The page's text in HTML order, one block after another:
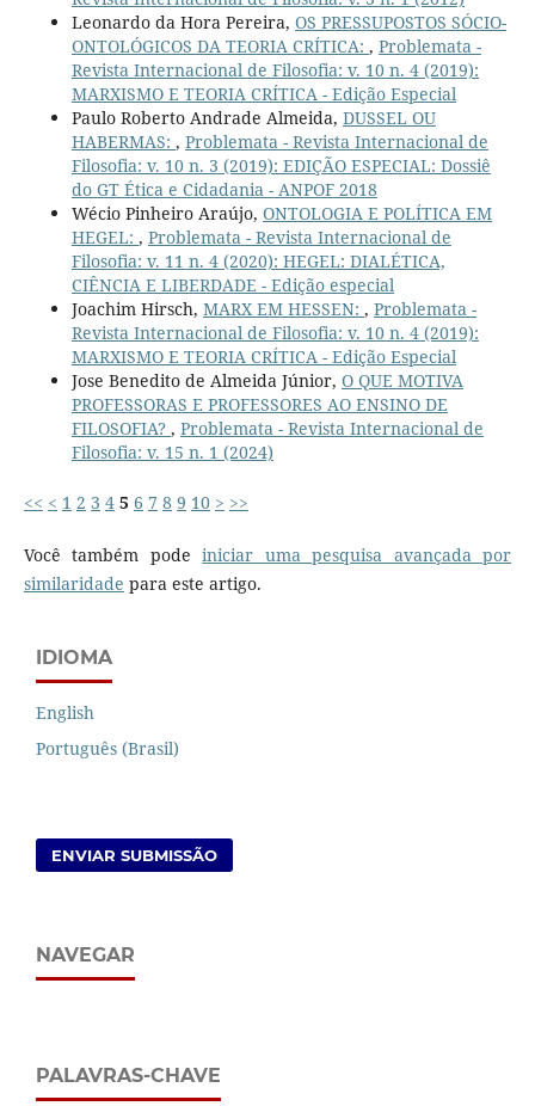
Leonardo da Hora Pereira, OS PRESSUPOSTOS SÓCIO-
ONTOLÓGICOS DA TEORIA CRÍTICA: , Problemata -
Revista Internacional de Filosofia: v. 10 n. 4 (2019):
MARXISMO E TEORIA CRÍTICA - Edição Especial
Paulo Roberto Andrade Almeida, DUSSEL OU
HABERMAS: , Problemata - Revista Internacional de
Filosofia: v. 10 n. 3 (2019): EDIÇÃO ESPECIAL: Dossiê
do GT Ética e Cidadania - ANPOF 2018
Wécio Pinheiro Araújo, ONTOLOGIA E POLÍTICA EM
HEGEL: , Problemata - Revista Internacional de
Filosofia: v. 11 n. 4 (2020): HEGEL: DIALÉTICA,
CIÊNCIA E LIBERDADE - Edição especial
Joachim Hirsch, MARX EM HESSEN: , Problemata -
Revista Internacional de Filosofia: v. 10 n. 4 (2019):
MARXISMO E TEORIA CRÍTICA - Edição Especial
Jose Benedito de Almeida Júnior, O QUE MOTIVA
PROFESSORAS E PROFESSORES AO ENSINO DE
FILOSOFIA? , Problemata - Revista Internacional de
Filosofia: v. 15 n. 1 (2024)
<< < 1 2 3 4 5 6 7 8 9 10 > >>
Você também podeiniciar uma pesquisa avançada por
similaridade para este artigo.
IDIOMA
English
Português (Brasil)
ENVIAR SUBMISSÃO
NAVEGAR
PALAVRAS-CHAVE